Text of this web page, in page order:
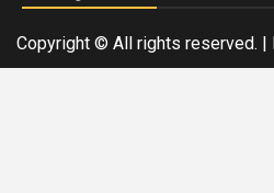
Copyright © All rights reserved.